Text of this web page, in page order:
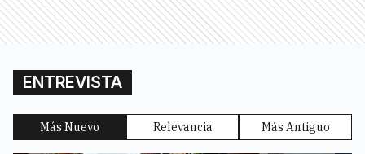
ENTREVISTA
Más Nuevo Relevancia Más Antiguo